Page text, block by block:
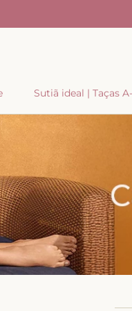
Sutiã ideal | Taças